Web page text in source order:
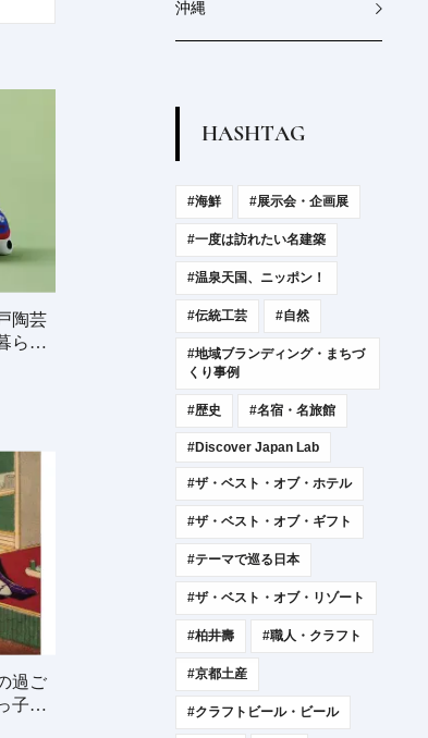
陶芸
らし
過ご
子の
沖縄
HASHTAG
#海鮮 #展示会・企画展
#一度は訪れたい名建築
#温泉天国、ニッポン！
#伝統工芸 #自然
#地域ブランディング・まちづ
くり事例
#歴史 #名宿・名旅館
#Discover Japan Lab
#ザ・ベスト・オブ・ホテル
#ザ・ベスト・オブ・ギフト
#テーマで巡る日本
#ザ・ベスト・オブ・リゾート
#柏井壽 #職人・クラフト
#京都土産
#クラフトビール・ビール